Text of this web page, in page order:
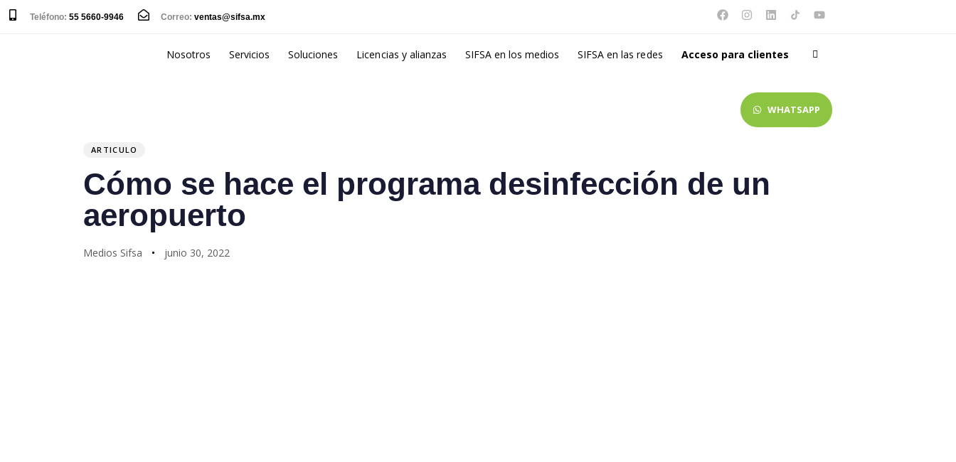
Teléfono: 55 5660-9946 Correo: ventas@sifsa.mx
Nosotros Servicios Soluciones Licencias y alianzas SIFSA en los medios SIFSA en las redes Acceso para clientes
WHATSAPP
ARTICULO
Cómo se hace el programa desinfección de un
aeropuerto
Medios Sifsa junio 30, 2022